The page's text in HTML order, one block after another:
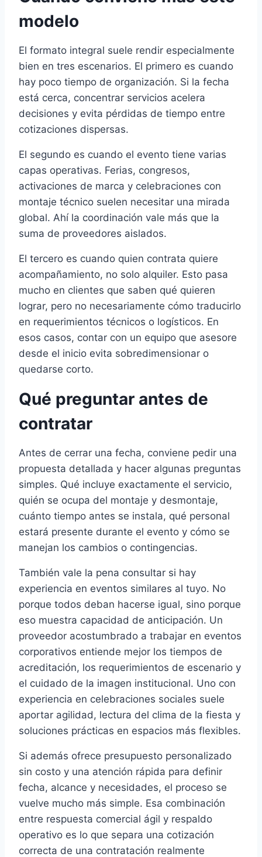
modelo
El formato integral suele rendir especialmente
bien en tres escenarios. El primero es cuando
hay poco tiempo de organización. Si la fecha
está cerca, concentrar servicios acelera
decisiones y evita pérdidas de tiempo entre
cotizaciones dispersas.
El segundo es cuando el evento tiene varias
capas operativas. Ferias, congresos,
activaciones de marca y celebraciones con
montaje técnico suelen necesitar una mirada
global. Ahí la coordinación vale más que la
suma de proveedores aislados.
El tercero es cuando quien contrata quiere
acompañamiento, no solo alquiler. Esto pasa
mucho en clientes que saben qué quieren
lograr, pero no necesariamente cómo traducirlo
en requerimientos técnicos o logísticos. En
esos casos, contar con un equipo que asesore
desde el inicio evita sobredimensionar o
quedarse corto.
Qué preguntar antes de
contratar
Antes de cerrar una fecha, conviene pedir una
propuesta detallada y hacer algunas preguntas
simples. Qué incluye exactamente el servicio,
quién se ocupa del montaje y desmontaje,
cuánto tiempo antes se instala, qué personal
estará presente durante el evento y cómo se
manejan los cambios o contingencias.
También vale la pena consultar si hay
experiencia en eventos similares al tuyo. No
porque todos deban hacerse igual, sino porque
eso muestra capacidad de anticipación. Un
proveedor acostumbrado a trabajar en eventos
corporativos entiende mejor los tiempos de
acreditación, los requerimientos de escenario y
el cuidado de la imagen institucional. Uno con
experiencia en celebraciones sociales suele
aportar agilidad, lectura del clima de la fiesta y
soluciones prácticas en espacios más flexibles.
Si además ofrece presupuesto personalizado
sin costo y una atención rápida para definir
fecha, alcance y necesidades, el proceso se
vuelve mucho más simple. Esa combinación
entre respuesta comercial ágil y respaldo
operativo es lo que separa una cotización
correcta de una contratación realmente